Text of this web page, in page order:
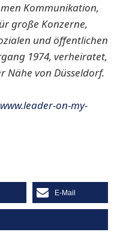
Kommunikation,
große Konzerne,
und öffentlichen
1974, verheiratet,
Nähe von Düsseldorf.
www.leader-on-my-
E-Mail